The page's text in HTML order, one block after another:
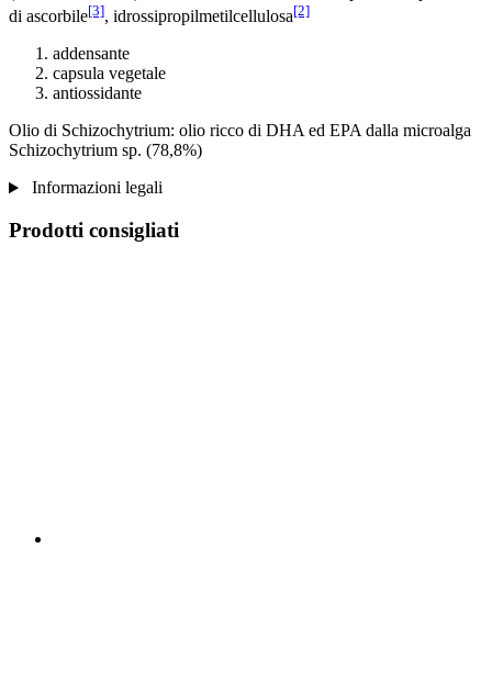
di ascorbile[3], idrossipropilmetilcellulosa[2]
addensante
capsula vegetale
antiossidante
Olio di Schizochytrium: olio ricco di DHA ed EPA dalla microalga
Schizochytrium sp. (78,8%)
Informazioni legali
Prodotti consigliati